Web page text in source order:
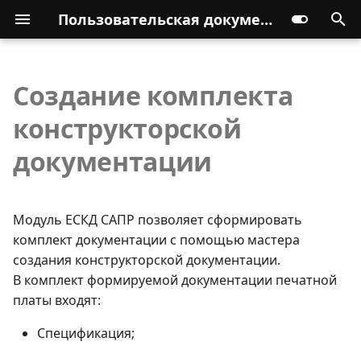
Пользовательская документация
Создание комплекта
конструкторской
документации
Модуль ЕСКД САПР позволяет сформировать
комплект документации с помощью мастера
создания конструкторской документации.
В комплект формируемой документации печатной
платы входят:
Спецификация;